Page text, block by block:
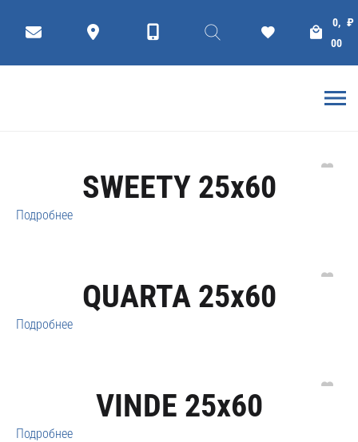
₽
0,
00
Gracia Ceramica
SWEETY 25x60
Подробнее
QUARTA 25x60
Подробнее
VINDE 25x60
Подробнее